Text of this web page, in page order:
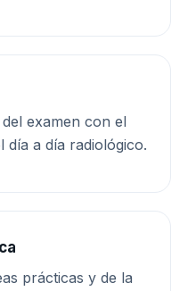
examen con el
día a día radiológico.
prácticas y de la